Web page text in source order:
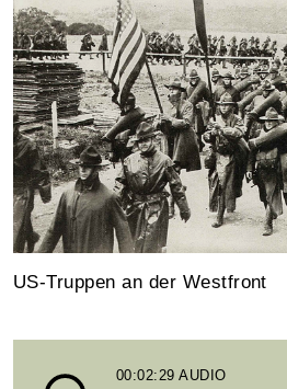
US-Truppen an der Westfront
00:02:29AUDIO